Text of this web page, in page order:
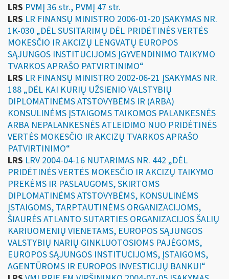
LRS PVMĮ 36 str., PVMĮ 47 str.
LRS LR FINANSŲ MINISTRO 2006-01-20 ĮSAKYMAS NR.
1K-030 „DĖL SUSITARIMŲ DĖL PRIDĖTINĖS VERTĖS
MOKESČIO IR AKCIZŲ LENGVATŲ EUROPOS
SĄJUNGOS INSTITUCIJOMS ĮGYVENDINIMO TAIKYMO
TVARKOS APRAŠO PATVIRTINIMO“
LRS LR FINANSŲ MINISTRO 2002-06-21 ĮSAKYMAS NR.
188 „DĖL KAI KURIŲ UŽSIENIO VALSTYBIŲ
DIPLOMATINĖMS ATSTOVYBĖMS IR (ARBA)
KONSULINĖMS ĮSTAIGOMS TAIKOMOS PALANKESNĖS
ARBA NEPALANKESNĖS ATLEIDIMO NUO PRIDĖTINĖS
VERTĖS MOKESČIO IR AKCIZŲ TVARKOS APRAŠO
PATVIRTINIMO“
LRS LRV 2004-04-16 NUTARIMAS NR. 442 „DĖL
PRIDĖTINĖS VERTĖS MOKESČIO IR AKCIZŲ TAIKYMO
PREKĖMS IR PASLAUGOMS, SKIRTOMS
DIPLOMATINĖMS ATSTOVYBĖMS, KONSULINĖMS
ĮSTAIGOMS, TARPTAUTINĖMS ORGANIZACIJOMS,
ŠIAURĖS ATLANTO SUTARTIES ORGANIZACIJOS ŠALIŲ
KARIUOMENIŲ VIENETAMS, EUROPOS SĄJUNGOS
VALSTYBIŲ NARIŲ GINKLUOTOSIOMS PAJĖGOMS,
EUROPOS SĄJUNGOS INSTITUCIJOMS, ĮSTAIGOMS,
AGENTŪROMS IR EUROPOS INVESTICIJŲ BANKUI“